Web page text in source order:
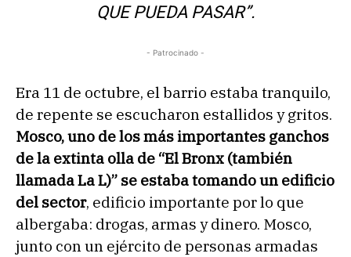
QUE PUEDA PASAR”.
- Patrocinado -
Era 11 de octubre, el barrio estaba tranquilo,
de repente se escucharon estallidos y gritos.
Mosco, uno de los más importantes ganchos
de la extinta olla de “El Bronx (también
llamada La L)” se estaba tomando un edificio
del sector, edificio importante por lo que
albergaba: drogas, armas y dinero. Mosco,
junto con un ejército de personas armadas